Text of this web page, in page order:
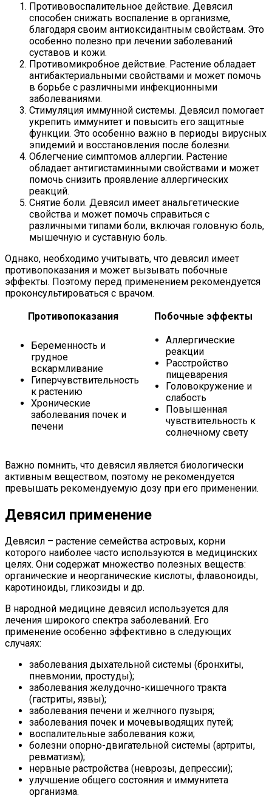
Противовоспалительное действие. Девясил
способен снижать воспаление в организме,
благодаря своим антиоксидантным свойствам. Это
особенно полезно при лечении заболеваний
суставов и кожи.
Противомикробное действие. Растение обладает
антибактериальными свойствами и может помочь
в борьбе с различными инфекционными
заболеваниями.
Стимуляция иммунной системы. Девясил помогает
укрепить иммунитет и повысить его защитные
функции. Это особенно важно в периоды вирусных
эпидемий и восстановления после болезни.
Облегчение симптомов аллергии. Растение
обладает антигистаминными свойствами и может
помочь снизить проявление аллергических
реакций.
Снятие боли. Девясил имеет анальгетические
свойства и может помочь справиться с
различными типами боли, включая головную боль,
мышечную и суставную боль.
Однако, необходимо учитывать, что девясил имеет
противопоказания и может вызывать побочные
эффекты. Поэтому перед применением рекомендуется
проконсультироваться с врачом.
Противопоказания
Побочные эффекты
Беременность и
грудное
вскармливание
Гиперчувствительность
к растению
Хронические
заболевания почек и
печени
Аллергические
реакции
Расстройство
пищеварения
Головокружение и
слабость
Повышенная
чувствительность к
солнечному свету
Важно помнить, что девясил является биологически
активным веществом, поэтому не рекомендуется
превышать рекомендуемую дозу при его применении.
Девясил применение
Девясил – растение семейства астровых, корни
которого наиболее часто используются в медицинских
целях. Они содержат множество полезных веществ:
органические и неорганические кислоты, флавоноиды,
каротиноиды, гликозиды и др.
В народной медицине девясил используется для
лечения широкого спектра заболеваний. Его
применение особенно эффективно в следующих
случаях:
заболевания дыхательной системы (бронхиты,
пневмонии, простуды);
заболевания желудочно-кишечного тракта
(гастриты, язвы);
заболевания печени и желчного пузыря;
заболевания почек и мочевыводящих путей;
воспалительные заболевания кожи;
болезни опорно-двигательной системы (артриты,
ревматизм);
нервные растройства (неврозы, депрессии);
улучшение общего состояния и иммунитета
организма.